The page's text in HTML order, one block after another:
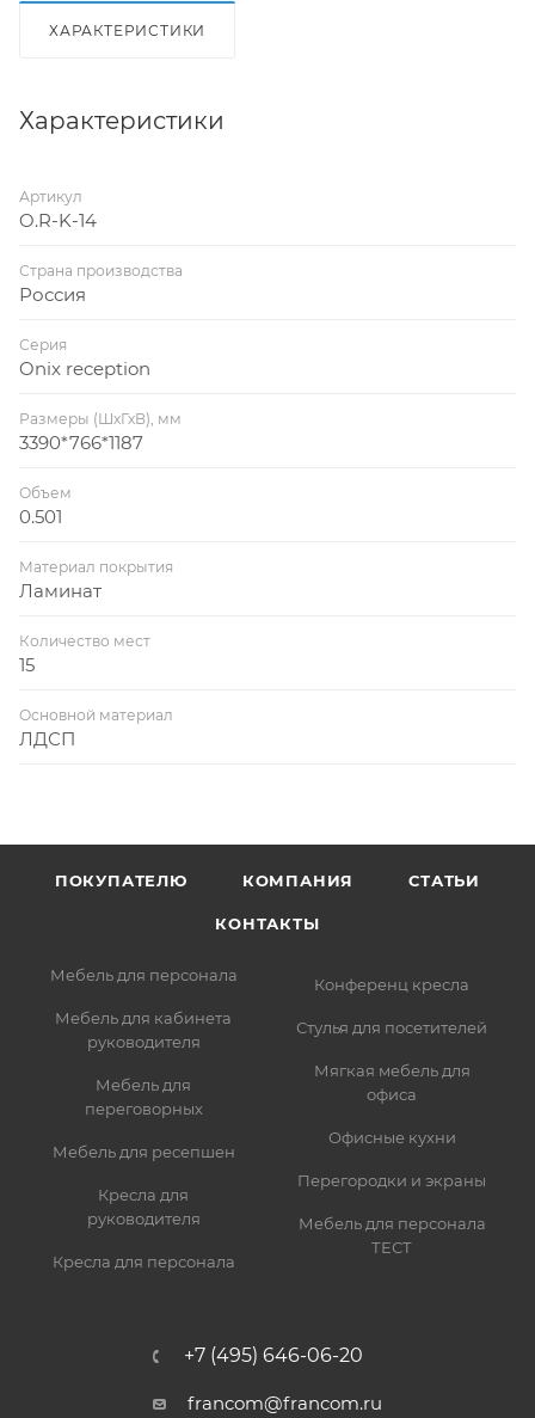
ХАРАКТЕРИСТИКИ
Характеристики
Артикул
O.R-K-14
Страна производства
Россия
Серия
Onix reception
Размеры (ШхГхВ), мм
3390*766*1187
Объем
0.501
Материал покрытия
Ламинат
Количество мест
15
Основной материал
ЛДСП
ПОКУПАТЕЛЮ КОМПАНИЯ СТАТЬИ
КОНТАКТЫ
Мебель для персонала
Мебель для кабинета
руководителя
Мебель для
переговорных
Мебель для ресепшен
Кресла для
руководителя
Кресла для персонала
Конференц кресла
Стулья для посетителей
Мягкая мебель для
офиса
Офисные кухни
Перегородки и экраны
Мебель для персонала
ТЕСТ
+7 (495) 646-06-20
francom@francom.ru